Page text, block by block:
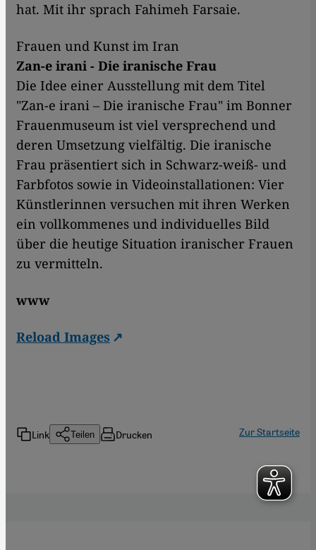
hat. Mit ihr sprach Fahimeh Farsaie.
Frauen und Kunst im Iran
Zan-e irani - Die iranische Frau
Die Idee einer Ausstellung mit dem Titel
"Zan-e irani – Die iranische Frau" im Bonner
Frauenmuseum ist viel versprechend und
deren Umsetzung vielfältig. Die iranische
Frau präsentiert sich in Schwarz-weiß- und
Farbfotos sowie in Videoinstallationen: Vier
Künstlerinnen versuchen mit ihren Werken
ein vollkommenes und individuelles Bild
über die heutige Situation iranischer Frauen
zu vermitteln.
www
Reload Images
Link Teilen Drucken Zur Startseite